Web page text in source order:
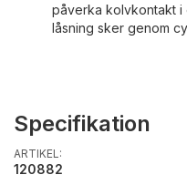
påverka kolvkontakt i
låsning sker genom
Specifikation
ARTIKEL:
120882